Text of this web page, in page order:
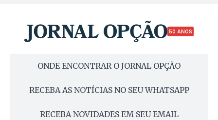
50 ANOS
ONDE ENCONTRAR O JORNAL OPÇÃO
RECEBA AS NOTÍCIAS NO SEU WHATSAPP
RECEBA NOVIDADES EM SEU EMAIL